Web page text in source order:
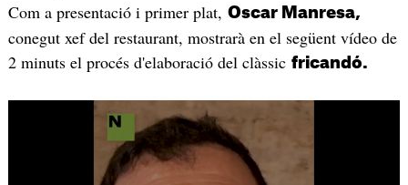
Com a presentació i primer plat, Oscar Manresa,
conegut xef del restaurant, mostrarà en el següent vídeo de
2 minuts el procés d'elaboració del clàssic fricandó.